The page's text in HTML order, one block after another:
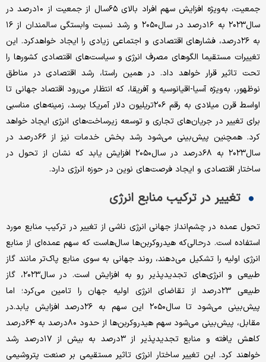
جمعیت، به‌ویژه افزایش سهم افراد بالای ۶۵سال از جمعیت از ۱۰درصد در
سال۲۰۲۳ به ۱۶درصد در سال۲۰۵۰ و رشد نسبت وابستگی سالمندان از ۱۶
به ۲۶درصد، فشارهای اقتصادی و اجتماعی زیادی را ایجاد خواهدکرد. این
تغییرات مستقیما الگوهای مصرف انرژی و سیاست‌های اقتصادی کشورها را
تحت تاثیر قرار خواهد داد. در همین راستا، رشد اقتصادی در مناطق
نوظهور، به‌ویژه آسیا-اقیانوسیه و آفریقا، که انتظار می‌رود اقتصاد جهانی تا
اواسط قرن میلادی به رقم ۲۰۶تریلیون دلار آمریکا برسد، زمینه‌های مناسبی
برای تغییر در جریان‌های تجاری و توسعه زیرساخت‌های انرژی ایجاد خواهد
کرد. همچنین‌ پیش‌بینی می‌شود رشد بخش خدمات نیز از ۶۶درصد در
سال۲۰۲۳ به ۶۸درصد در سال۲۰۵۰ افزایش یابد که نشان از تحول در
ساختار اقتصادی و ایجاد فرصت‌های نوین در حوزه انرژی دارد.
تغییر در ترکیب منابع انرژی
تحول عمده در چشم‌انداز جهانی انرژی ناشی از تغییر در ترکیب منابع مورد
استفاده است. درحالی‌که هیدروکربن‌ها سال‌هاست که سهم عمده‌ای از منابع
انرژی اولیه را تشکیل می‌دهند، روند جهانی به سوی منابع پاک‌تر مانند گاز
طبیعی و انرژی‌های تجدیدپذیر رو به افزایش است. در سال۲۰۲۳، گاز
طبیعی ۲۳درصد از تقاضای انرژی اولیه جهان را تامین می‌کرد؛ اما
پیش‌بینی می‌شود تا سال۲۰۵۰ این سهم به ۲۶درصد افزایش یابد.در
مقابل، پیش‌بینی می‌شود سهم هیدروکربن‌ها از حدود ۸۰درصد به ۶۴درصد
کاهش یافته و منابع تجدیدپذیر از ۳درصد به بیش از ۱۷درصد رشد
خواهند کرد. این تغییر ساختار انرژی تاثیر مستقیمی بر صنعت پتروشیمی